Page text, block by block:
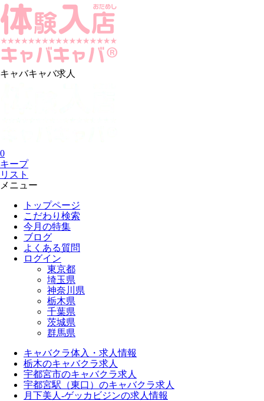
キャバキャバ求人
0
キープ
リスト
メニュー
トップページ
こだわり検索
今月の特集
ブログ
よくある質問
ログイン
東京都
埼玉県
神奈川県
栃木県
千葉県
茨城県
群馬県
キャバクラ体入・求人情報
栃木のキャバクラ求人
宇都宮市のキャバクラ求人
宇都宮駅（東口）のキャバクラ求人
月下美人-ゲッカビジンの求人情報